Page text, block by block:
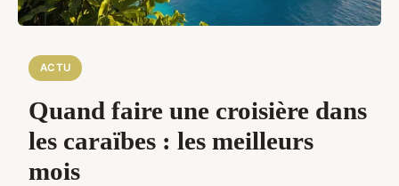
ACTU
Quand faire une croisière dans
les caraïbes : les meilleurs
mois